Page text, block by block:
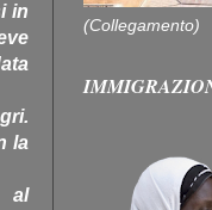
in
la
al
(Collegamento)